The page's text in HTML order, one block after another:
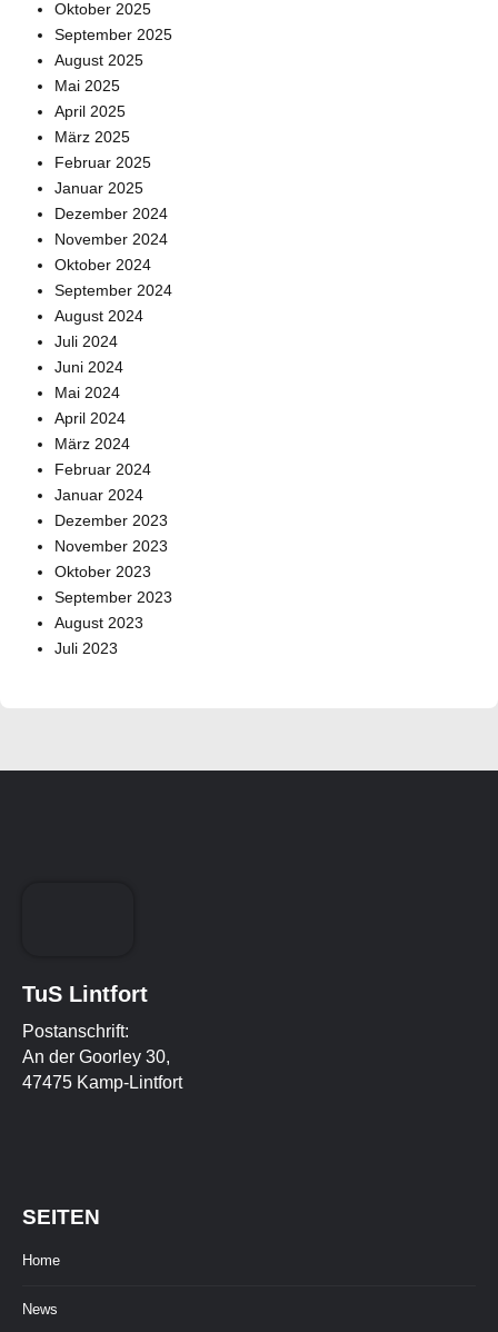
Oktober 2025
September 2025
August 2025
Mai 2025
April 2025
März 2025
Februar 2025
Januar 2025
Dezember 2024
November 2024
Oktober 2024
September 2024
August 2024
Juli 2024
Juni 2024
Mai 2024
April 2024
März 2024
Februar 2024
Januar 2024
Dezember 2023
November 2023
Oktober 2023
September 2023
August 2023
Juli 2023
TuS Lintfort
Postanschrift:
An der Goorley 30,
47475 Kamp-Lintfort
SEITEN
Home
News